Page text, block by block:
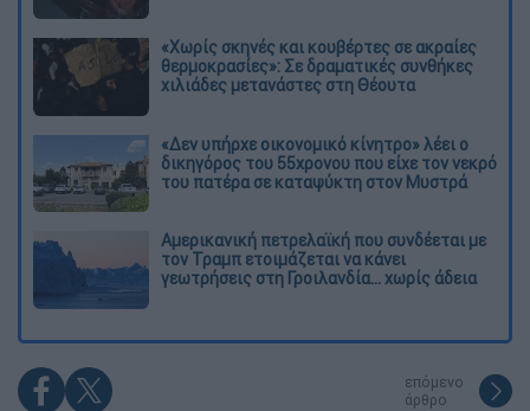
«Χωρίς σκηνές και κουβέρτες σε ακραίες
θερμοκρασίες»: Σε δραματικές συνθήκες
χιλιάδες μετανάστες στη Θέουτα
«Δεν υπήρχε οικονομικό κίνητρο» λέει ο
δικηγόρος του 55χρονου που είχε τον νεκρό
του πατέρα σε καταψύκτη στον Μυστρά
Αμερικανική πετρελαϊκή που συνδέεται με
τον Τραμπ ετοιμάζεται να κάνει
γεωτρήσεις στη Γροιλανδία... χωρίς άδεια
επόμενο
άρθρο